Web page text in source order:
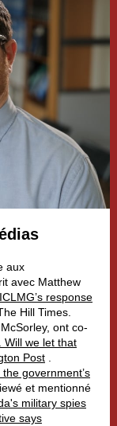
aux
avec Matthew
response
Hill Times.
ont co-
Will we let that
Post
government’s
et mentionné
military spies
says